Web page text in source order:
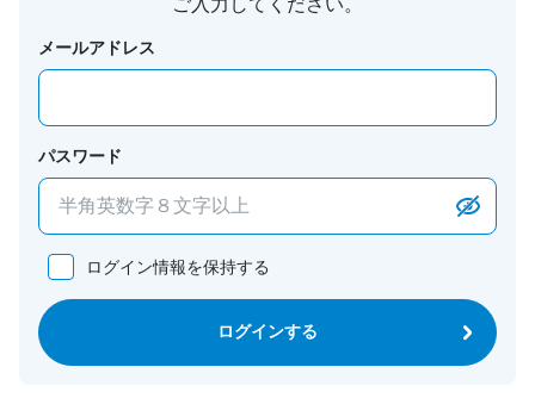
ご入力してください。
メールアドレス
パスワード
ログイン情報を保持する
ログインする